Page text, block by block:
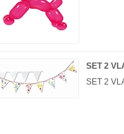
SET 2
SET 2